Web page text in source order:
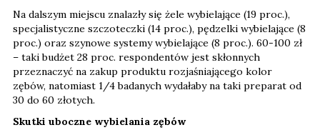
Na dalszym miejscu znalazły się żele wybielające (19 proc.),
specjalistyczne szczoteczki (14 proc.), pędzelki wybielające (8
proc.) oraz szynowe systemy wybielające (8 proc.). 60-100 zł
– taki budżet 28 proc. respondentów jest skłonnych
przeznaczyć na zakup produktu rozjaśniającego kolor
zębów, natomiast 1/4 badanych wydałaby na taki preparat od
30 do 60 złotych.
Skutki uboczne wybielania zębów